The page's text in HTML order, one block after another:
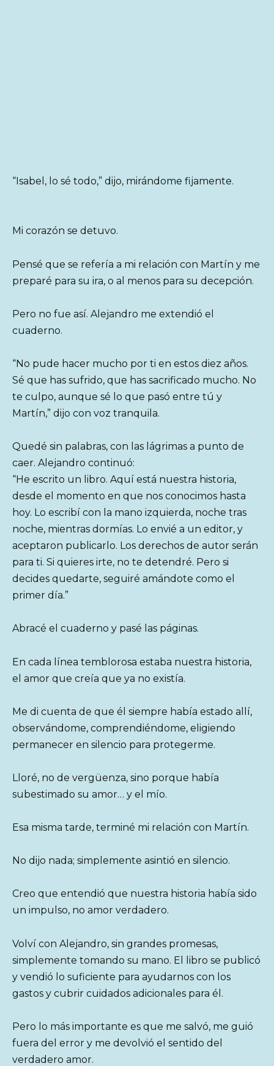
“Isabel, lo sé todo,” dijo, mirándome fijamente.
Mi corazón se detuvo.
Pensé que se refería a mi relación con Martín y me
preparé para su ira, o al menos para su decepción.
Pero no fue así. Alejandro me extendió el
cuaderno.
“No pude hacer mucho por ti en estos diez años.
Sé que has sufrido, que has sacrificado mucho. No
te culpo, aunque sé lo que pasó entre tú y
Martín,” dijo con voz tranquila.
Quedé sin palabras, con las lágrimas a punto de
caer. Alejandro continuó:
“He escrito un libro. Aquí está nuestra historia,
desde el momento en que nos conocimos hasta
hoy. Lo escribí con la mano izquierda, noche tras
noche, mientras dormías. Lo envié a un editor, y
aceptaron publicarlo. Los derechos de autor serán
para ti. Si quieres irte, no te detendré. Pero si
decides quedarte, seguiré amándote como el
primer día.”
Abracé el cuaderno y pasé las páginas.
En cada línea temblorosa estaba nuestra historia,
el amor que creía que ya no existía.
Me di cuenta de que él siempre había estado allí,
observándome, comprendiéndome, eligiendo
permanecer en silencio para protegerme.
Lloré, no de vergüenza, sino porque había
subestimado su amor… y el mío.
Esa misma tarde, terminé mi relación con Martín.
No dijo nada; simplemente asintió en silencio.
Creo que entendió que nuestra historia había sido
un impulso, no amor verdadero.
Volví con Alejandro, sin grandes promesas,
simplemente tomando su mano. El libro se publicó
y vendió lo suficiente para ayudarnos con los
gastos y cubrir cuidados adicionales para él.
Pero lo más importante es que me salvó, me guió
fuera del error y me devolvió el sentido del
verdadero amor.